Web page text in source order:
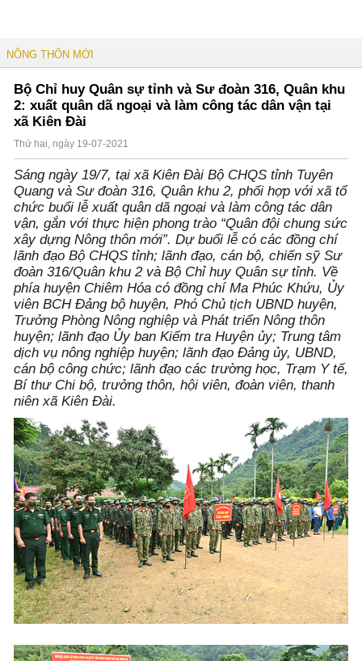
NÔNG THÔN MỚI
Bộ Chỉ huy Quân sự tỉnh và Sư đoàn 316, Quân khu
2: xuất quân dã ngoại và làm công tác dân vận tại
xã Kiên Đài
Thứ hai, ngày 19-07-2021
Sáng ngày 19/7, tại xã Kiên Đài Bộ CHQS tỉnh Tuyên
Quang và Sư đoàn 316, Quân khu 2, phối hợp với xã tổ
chức buổi lễ xuất quân dã ngoại và làm công tác dân
vận, gắn với thực hiện phong trào “Quân đội chung sức
xây dựng Nông thôn mới”. Dự buổi lễ có các đồng chí
lãnh đạo Bộ CHQS tỉnh; lãnh đạo, cán bộ, chiến sỹ Sư
đoàn 316/Quân khu 2 và Bộ Chỉ huy Quân sự tỉnh. Về
phía huyện Chiêm Hóa có đồng chí Ma Phúc Khứu, Ủy
viên BCH Đảng bộ huyện, Phó Chủ tịch UBND huyện,
Trưởng Phòng Nông nghiệp và Phát triển Nông thôn
huyện; lãnh đạo Ủy ban Kiểm tra Huyện ủy; Trung tâm
dịch vụ nông nghiệp huyện; lãnh đạo Đảng ủy, UBND,
cán bộ công chức; lãnh đạo các trường học, Trạm Y tế,
Bí thư Chi bộ, trưởng thôn, hội viên, đoàn viên, thanh
niên xã Kiên Đài.